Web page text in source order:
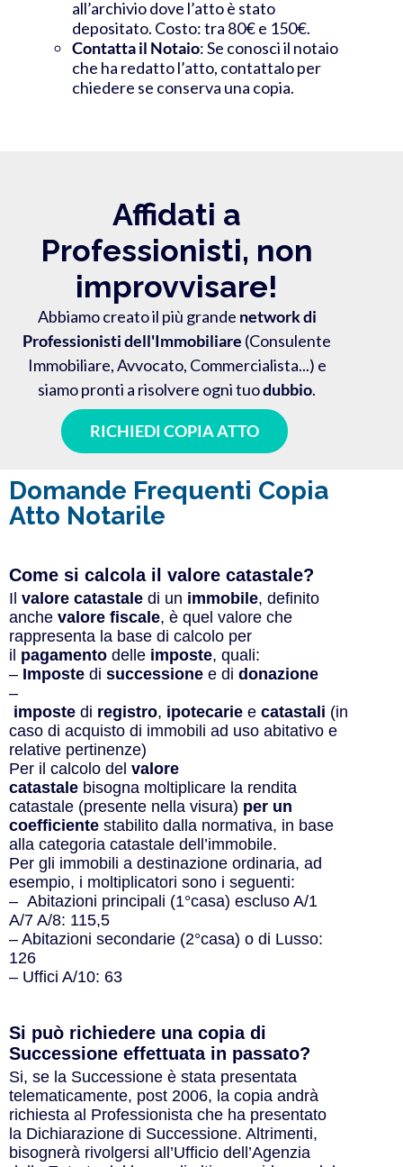
all’archivio dove l’atto è stato
depositato. Costo: tra 80€ e 150€.
Contatta il Notaio: Se conosci il notaio
che ha redatto l’atto, contattalo per
chiedere se conserva una copia.
Affidati a
Professionisti, non
improvvisare!
Abbiamo creato il più grande network di
Professionisti dell'Immobiliare (Consulente
Immobiliare, Avvocato, Commercialista...) e
siamo pronti a risolvere ogni tuodubbio.
RICHIEDI COPIA ATTO
Domande Frequenti Copia
Atto Notarile
Come si calcola il valore catastale?​
Il valore catastale di un immobile, definito
anche valore fiscale, è quel valore che
rappresenta la base di calcolo per
il pagamento delle imposte, quali:
– Imposte di successione e di donazione
–
imposte di registro, ipotecarie e catastali (in
caso di acquisto di immobili ad uso abitativo e
relative pertinenze)
Per il calcolo del valore
catastale bisogna moltiplicare la rendita
catastale (presente nella visura) per un
coefficiente stabilito dalla normativa, in base
alla categoria catastale dell’immobile.
Per gli immobili a destinazione ordinaria, ad
esempio, i moltiplicatori sono i seguenti:
– Abitazioni principali (1°casa) escluso A/1
A/7 A/8: 115,5
– Abitazioni secondarie (2°casa) o di Lusso:
126
– Uffici A/10: 63
Si può richiedere una copia di
Successione effettuata in passato?
Si, se la Successione è stata presentata
telematicamente, post 2006, la copia andrà
richiesta al Professionista che ha presentato
la Dichiarazione di Successione. Altrimenti,
bisognerà rivolgersi all’Ufficio dell’Agenzia